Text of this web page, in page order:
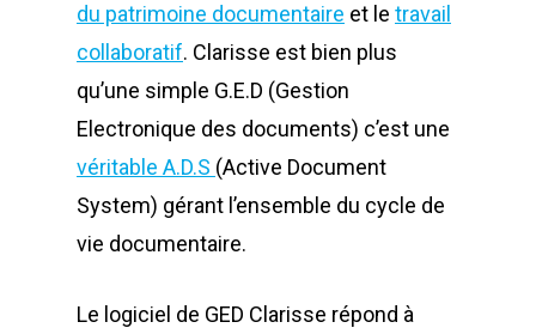
du patrimoine documentaire et le travail
collaboratif. Clarisse est bien plus
qu’une simple G.E.D (Gestion
Electronique des documents) c’est une
véritable A.D.S (Active Document
System) gérant l’ensemble du cycle de
vie documentaire.
Le logiciel de GED Clarisse répond à